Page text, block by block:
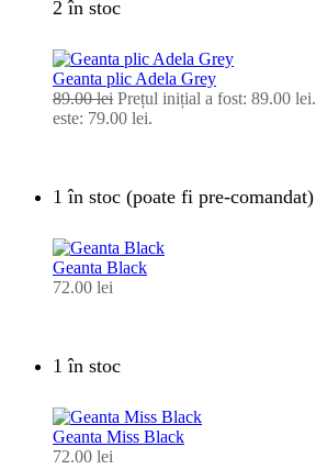
2 în stoc
Geanta plic Adela Grey
89.00lei Prețul inițial a fost: 89.00 lei.
este: 79.00 lei.
1 în stoc (poate fi pre-comandat)
Geanta Black
72.00 lei
1 în stoc
Geanta Miss Black
72.00 lei